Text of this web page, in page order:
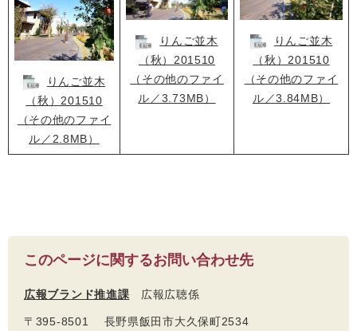
りんご並木
（秋）201510
（その他のファイ
ル／2.8MB）
りんご並木
（秋）201510
（その他のファイ
ル／3.73MB）
りんご並木
（秋）201510
（その他のファイ
ル／3.84MB）
このページに関するお問い合わせ先
広報ブランド推進課 広報広聴係
〒395-8501 長野県飯田市大久保町2534